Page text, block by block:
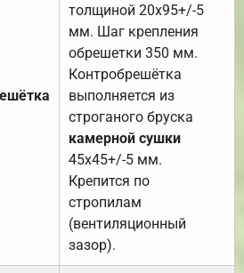
толщиной 20х95+/-5
мм. Шаг крепления
обрешетки 350 мм.
Контробрешётка
выполняется из
строганого бруска
камерной сушки
45х45+/-5 мм.
Крепится по
стропилам
(вентиляционный
зазор).